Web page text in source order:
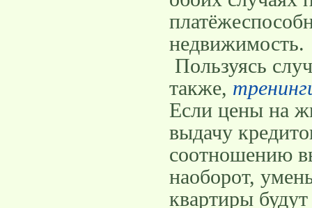
недвижимость.
Пользуясь
также,
Если цены на
выдачу
соотношению
наоборот,
квартиры